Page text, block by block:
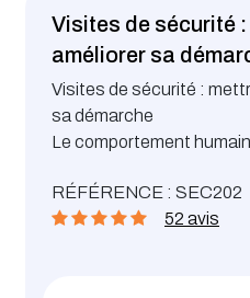
Visites de sécurité
améliorer sa
Visites de sécurité :
sa démarche
Le comportement
des salariés doivent être
stratégie de l’entreprise.
RÉFÉRENCE : SEC202
52 avis